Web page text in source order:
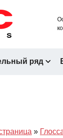
ряд
»